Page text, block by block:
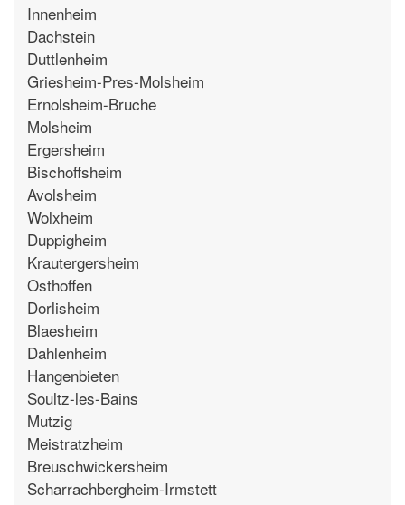
Innenheim
Dachstein
Duttlenheim
Griesheim-Pres-Molsheim
Ernolsheim-Bruche
Molsheim
Ergersheim
Bischoffsheim
Avolsheim
Wolxheim
Duppigheim
Krautergersheim
Osthoffen
Dorlisheim
Blaesheim
Dahlenheim
Hangenbieten
Soultz-les-Bains
Mutzig
Meistratzheim
Breuschwickersheim
Scharrachbergheim-Irmstett